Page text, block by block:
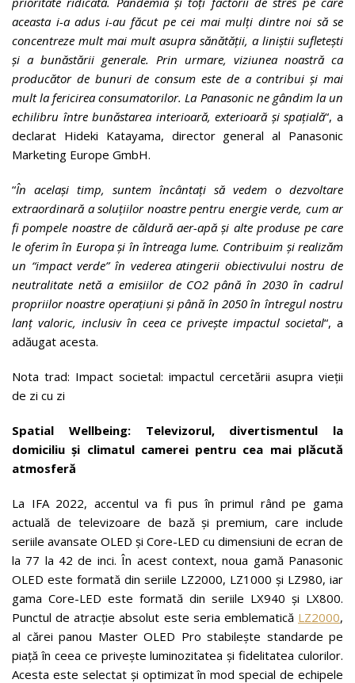
aceasta i-a adus i-au făcut pe cei mai mulți dintre noi să se
concentreze mult mai mult asupra sănătății, a liniștii sufletești
și a bunăstării generale. Prin urmare, viziunea noastră ca
producător de bunuri de consum este de a contribui și mai
mult la fericirea consumatorilor. La Panasonic ne gândim la un
echilibru între bunăstarea interioară, exterioară și spațială“, a
declarat Hideki Katayama, director general al Panasonic
Marketing Europe GmbH.
“În același timp, suntem încântați să vedem o dezvoltare
extraordinară a soluțiilor noastre pentru energie verde, cum ar
fi pompele noastre de căldură aer-apă și alte produse pe care
le oferim în Europa și în întreaga lume. Contribuim și realizăm
un “impact verde” în vederea atingerii obiectivului nostru de
neutralitate netă a emisiilor de CO2 până în 2030 în cadrul
propriilor noastre operațiuni și până în 2050 în întregul nostru
lanț valoric, inclusiv în ceea ce privește impactul societal“, a
adăugat acesta.
Nota trad: Impact societal: impactul cercetării asupra vieții
de zi cu zi
Spatial Wellbeing: Televizorul, divertismentul la
domiciliu și climatul camerei pentru cea mai plăcută
atmosferă
La IFA 2022, accentul va fi pus în primul rând pe gama
actuală de televizoare de bază și premium, care include
seriile avansate OLED și Core-LED cu dimensiuni de ecran de
la 77 la 42 de inci. În acest context, noua gamă Panasonic
OLED este formată din seriile LZ2000, LZ1000 și LZ980, iar
gama Core-LED este formată din seriile LX940 și LX800.
Punctul de atracție absolut este seria emblematică LZ2000,
al cărei panou Master OLED Pro stabilește standarde pe
piață în ceea ce privește luminozitatea și fidelitatea culorilor.
Acesta este selectat și optimizat în mod special de echipele